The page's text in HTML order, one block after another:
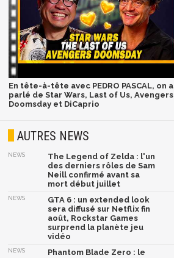
En tête-à-tête avec PEDRO PASCAL, on a
parlé de Star Wars, Last of Us, Avengers
Doomsday et DiCaprio
AUTRES NEWS
NEWS
The Legend of Zelda : l'un
des derniers rôles de Sam
Neill confirmé avant sa
mort début juillet
NEWS
GTA 6 : un extended look
sera diffusé sur Netflix fin
août, Rockstar Games
surprend la planète jeu
vidéo
NEWS
Phantom Blade Zero : le